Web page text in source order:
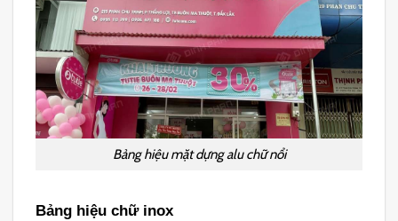
Bảng hiệu mặt dựng alu chữ nổi
Bảng hiệu chữ inox